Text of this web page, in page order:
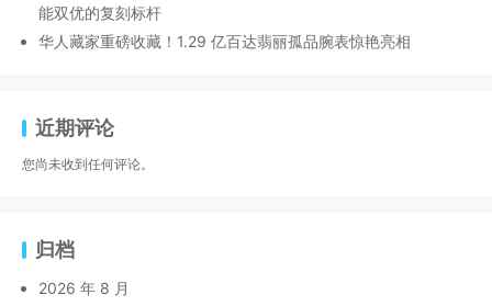
能双优的复刻标杆
华人藏家重磅收藏！1.29 亿百达翡丽孤品腕表惊艳亮相
近期评论
您尚未收到任何评论。
归档
2026 年 8 月